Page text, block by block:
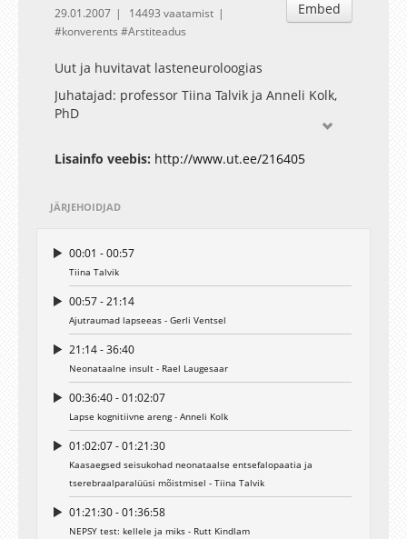
Embed
29.01.2007
14493 vaatamist
konverents
Arstiteadus
Uut ja huvitavat lasteneuroloogias
Juhatajad: professor Tiina Talvik ja Anneli Kolk,
PhD
Lisainfo veebis: http://www.ut.ee/216405
JÄRJEHOIDJAD
00:01 - 00:57
Tiina Talvik
00:57 - 21:14
Ajutraumad lapseeas - Gerli Ventsel
21:14 - 36:40
Neonataalne insult - Rael Laugesaar
00:36:40 - 01:02:07
Lapse kognitiivne areng - Anneli Kolk
01:02:07 - 01:21:30
Kaasaegsed seisukohad neonataalse entsefalopaatia ja
tserebraalparalüüsi mõistmisel - Tiina Talvik
01:21:30 - 01:36:58
NEPSY test: kellele ja miks - Rutt Kindlam